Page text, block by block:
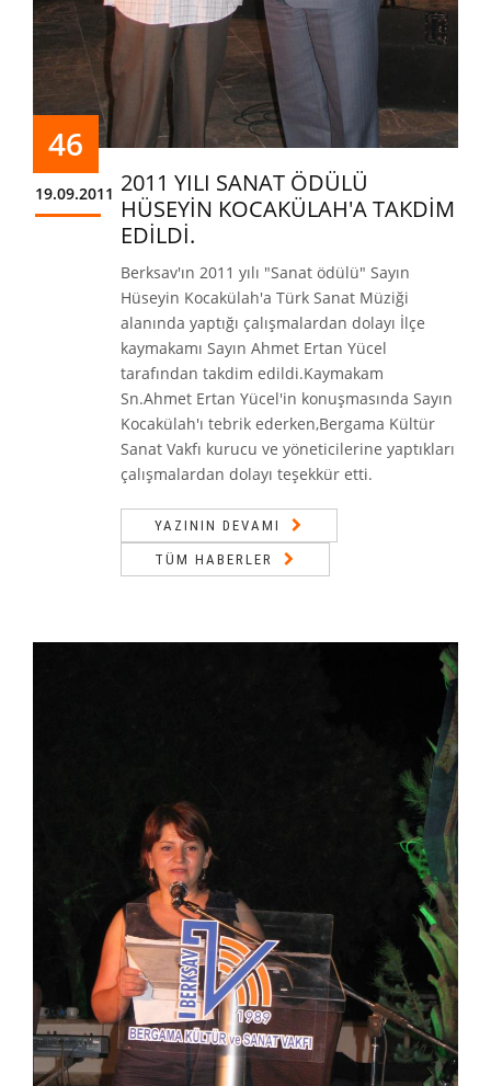
46
19.09.2011 2011 YILI SANAT ÖDÜLÜ
HÜSEYİN KOCAKÜLAH'A TAKDİM
EDİLDİ.
Berksav'ın 2011 yılı "Sanat ödülü" Sayın
Hüseyin Kocakülah'a Türk Sanat Müziği
alanında yaptığı çalışmalardan dolayı İlçe
kaymakamı Sayın Ahmet Ertan Yücel
tarafından takdim edildi.Kaymakam
Sn.Ahmet Ertan Yücel'in konuşmasında Sayın
Kocakülah'ı tebrik ederken,Bergama Kültür
Sanat Vakfı kurucu ve yöneticilerine yaptıkları
çalışmalardan dolayı teşekkür etti.
YAZININ DEVAMI
TÜM HABERLER